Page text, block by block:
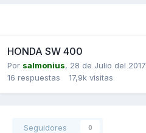
HONDA SW 400
Por salmonius, 28 de Julio del 2017
16 respuestas 17,9k visitas
Seguidores 0